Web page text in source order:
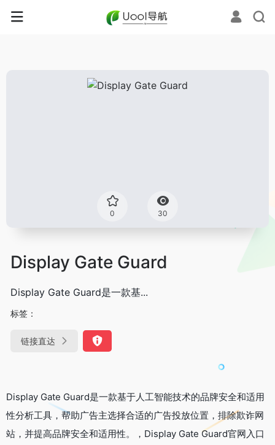
0 30
Display Gate Guard
Display Gate Guard是一款基...
标签：
链接直达
Display Gate Guard是一款基于人工智能技术的品牌安全和适用
性分析工具，帮助广告主选择合适的广告投放位置，排除欺诈网
站，并提高品牌安全和适用性。，Display Gate Guard官网入口